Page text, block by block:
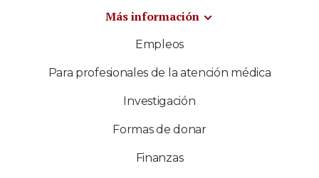
Más información
Empleos
Para profesionales de la atención médica
Investigación
Formas de donar
Finanzas